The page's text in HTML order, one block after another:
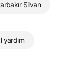
Silvan
yardım